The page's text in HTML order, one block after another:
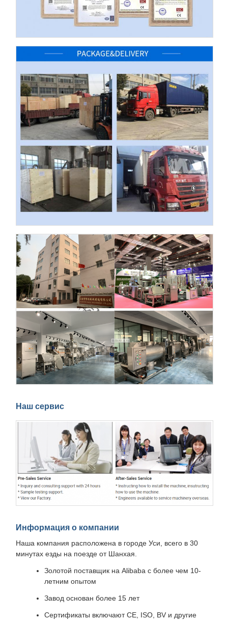
Наш сервис
Информация о компании
Наша компания расположена в городе Уси, всего в 30
минутах езды на поезде от Шанхая.
Золотой поставщик на Alibaba с более чем 10-
летним опытом
Завод основан более 15 лет
Сертификаты включают CE, ISO, BV и другие